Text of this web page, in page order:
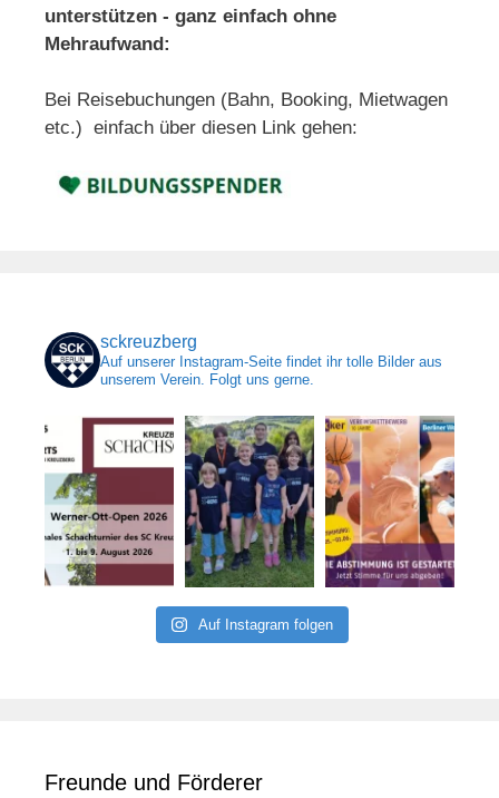
unterstützen - ganz einfach ohne
Mehraufwand:
Bei Reisebuchungen (Bahn, Booking, Mietwagen
etc.) einfach über diesen Link gehen:
sckreuzberg
Auf unserer Instagram-Seite findet ihr tolle Bilder aus
unserem Verein. Folgt uns gerne.
Auf Instagram folgen
Freunde und Förderer